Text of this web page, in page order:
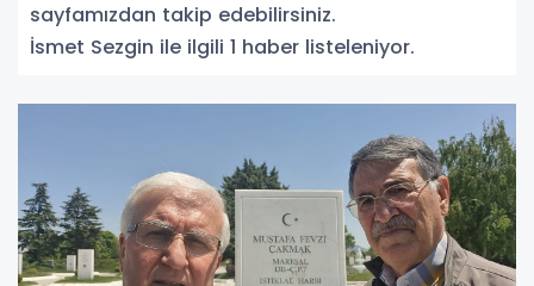
sayfamızdan takip edebilirsiniz.
İsmet Sezgin ile ilgili 1 haber listeleniyor.